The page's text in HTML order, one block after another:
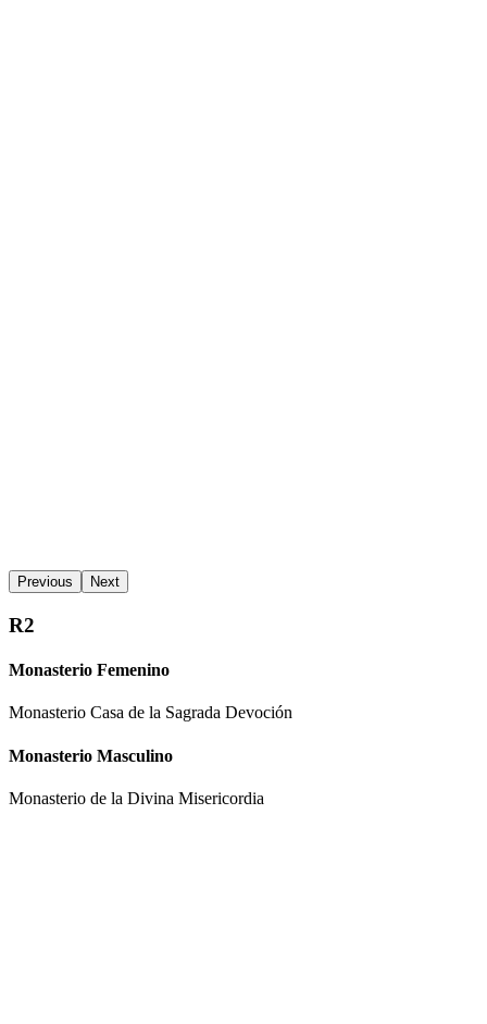
Previous Next
R2
Monasterio Femenino
Monasterio Casa de la Sagrada Devoción
Monasterio Masculino
Monasterio de la Divina Misericordia